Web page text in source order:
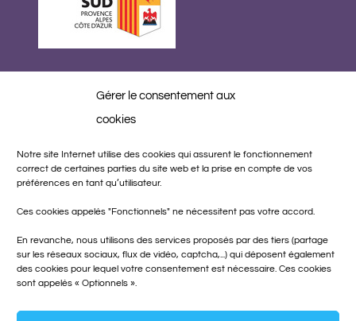
Gérer le consentement aux
cookies
Notre site Internet utilise des cookies qui assurent le fonctionnement
correct de certaines parties du site web et la prise en compte de vos
préférences en tant qu’utilisateur.
Ces cookies appelés "Fonctionnels" ne nécessitent pas votre accord.
En revanche, nous utilisons des services proposés par des tiers (partage
sur les réseaux sociaux, flux de vidéo, captcha,...) qui déposent également
des cookies pour lequel votre consentement est nécessaire. Ces cookies
sont appelés « Optionnels ».